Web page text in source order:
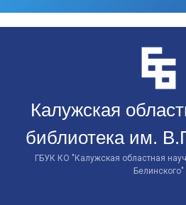
Калужская
библиотека им.
ГБУК КО "Калужская областная
Белинского"